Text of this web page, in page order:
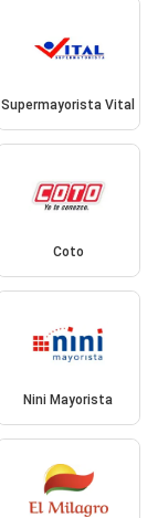
Supermayorista Vital
Coto
Nini Mayorista